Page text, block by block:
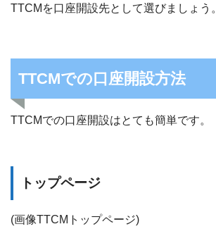
TTCMを口座開設先として選びましょう。
TTCMでの口座開設方法
TTCMでの口座開設はとても簡単です。
トップページ
(画像TTCMトップページ)